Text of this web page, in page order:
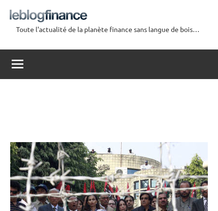
contenu
Blog
Finance
Toute l'actualité de la planète finance sans langue de bois…